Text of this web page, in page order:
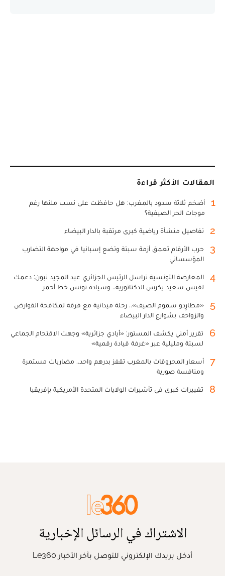
المقالات الأكثر قراءة
1
أضخم ثلاثة سدود بالمغرب: هل حافظت على نسب ملئها رغم
موجات الحر الصيفية؟
2 تفاصيل منشأة رياضية كبرى مرتقبة بالدار البيضاء
3
حرب الأرقام تعمق أزمة سبتة وتضع إسبانيا في مواجهة التضارب
المؤسساتي
4
المعارضة التونسية تراسل الرئيس الجزائري عبد المجيد تبون: دعمك
لقيس سعيد يكرس الدكتاتورية.. وسيادة تونس خط أحمر
5
«مطارِدو سموم الصيف».. رحلة ميدانية مع فرقة لمكافحة القوارض
والزواحف بشوارع الدار البيضاء
6
تقرير أمني يكشف المستور: «أيادي جزائرية» وجهت الاقتحام الجماعي
لسبتة ومليلية عبر «غرفة قيادة رقمية»
7
أسعار المحروقات بالمغرب تقفز بدرهم واحد.. مضاربات مستمرة
ومنافسة صورية
8 تغييرات كبرى في تأشيرات الولايات المتحدة الأمريكية بإفريقيا
الاشتراك في الرسائل الإخبارية
أدخل بريدك الإلكتروني للتوصل بآخر الأخبار Le360